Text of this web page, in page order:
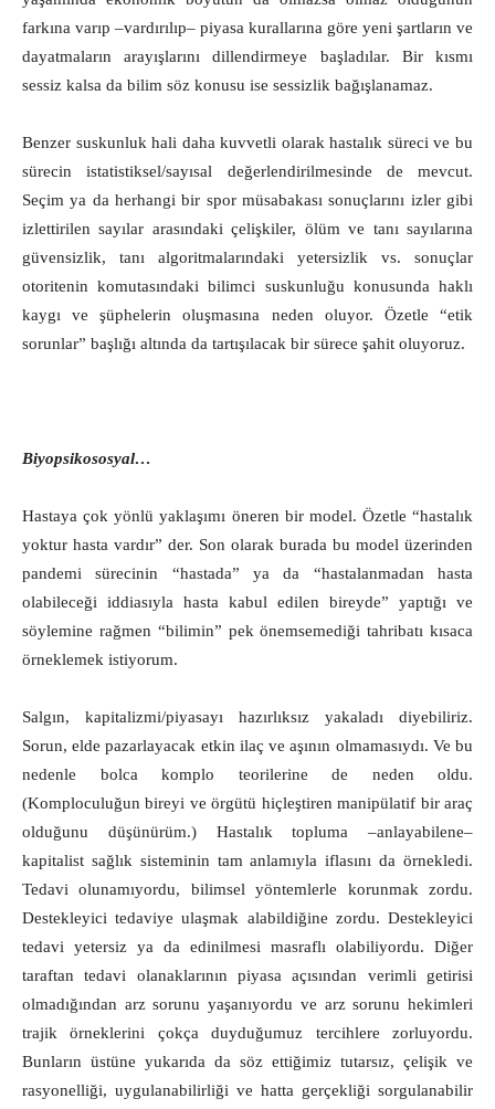
farkına varıp ‒vardırılıp‒ piyasa kurallarına göre yeni şartların ve
dayatmaların arayışlarını dillendirmeye başladılar. Bir kısmı
sessiz kalsa da bilim söz konusu ise sessizlik bağışlanamaz.
Benzer suskunluk hali daha kuvvetli olarak hastalık süreci ve bu
sürecin istatistiksel/sayısal değerlendirilmesinde de mevcut.
Seçim ya da herhangi bir spor müsabakası sonuçlarını izler gibi
izlettirilen sayılar arasındaki çelişkiler, ölüm ve tanı sayılarına
güvensizlik, tanı algoritmalarındaki yetersizlik vs. sonuçlar
otoritenin komutasındaki bilimci suskunluğu konusunda haklı
kaygı ve şüphelerin oluşmasına neden oluyor. Özetle “etik
sorunlar” başlığı altında da tartışılacak bir sürece şahit oluyoruz.
Biyopsikososyal…
Hastaya çok yönlü yaklaşımı öneren bir model. Özetle “hastalık
yoktur hasta vardır” der. Son olarak burada bu model üzerinden
pandemi sürecinin “hastada” ya da “hastalanmadan hasta
olabileceği iddiasıyla hasta kabul edilen bireyde” yaptığı ve
söylemine rağmen “bilimin” pek önemsemediği tahribatı kısaca
örneklemek istiyorum.
Salgın, kapitalizmi/piyasayı hazırlıksız yakaladı diyebiliriz.
Sorun, elde pazarlayacak etkin ilaç ve aşının olmamasıydı. Ve bu
nedenle bolca komplo teorilerine de neden oldu.
(Komploculuğun bireyi ve örgütü hiçleştiren manipülatif bir araç
olduğunu düşünürüm.) Hastalık topluma –anlayabilene‒
kapitalist sağlık sisteminin tam anlamıyla iflasını da örnekledi.
Tedavi olunamıyordu, bilimsel yöntemlerle korunmak zordu.
Destekleyici tedaviye ulaşmak alabildiğine zordu. Destekleyici
tedavi yetersiz ya da edinilmesi masraflı olabiliyordu. Diğer
taraftan tedavi olanaklarının piyasa açısından verimli getirisi
olmadığından arz sorunu yaşanıyordu ve arz sorunu hekimleri
trajik örneklerini çokça duyduğumuz tercihlere zorluyordu.
Bunların üstüne yukarıda da söz ettiğimiz tutarsız, çelişik ve
rasyonelliği, uygulanabilirliği ve hatta gerçekliği sorgulanabilir